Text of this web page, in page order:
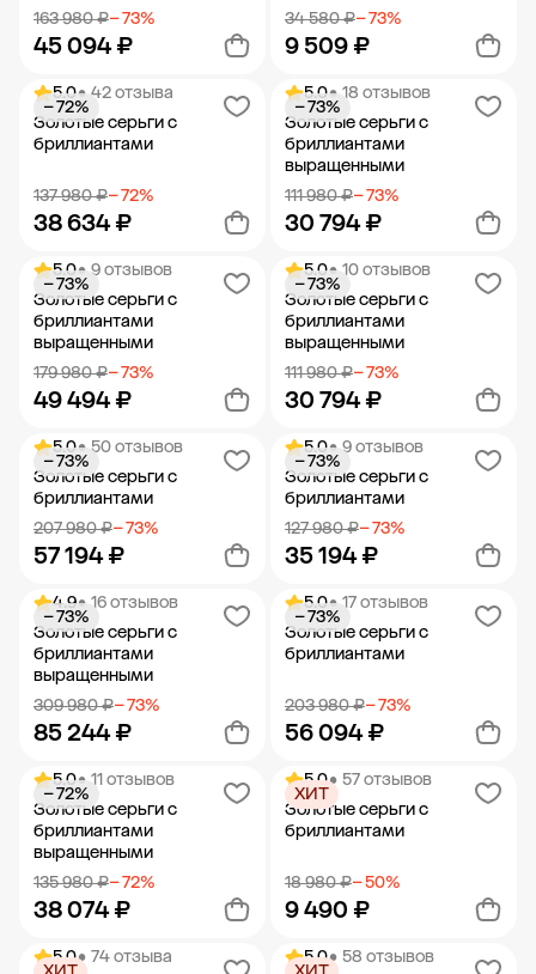
163 980 ₽− 73%
45 094 ₽
Добавить в корзину
34 580 ₽− 73%
9 509 ₽
Добавить в корзину
5.0• 42 отзыва
Золотые серьги с
бриллиантами
137 980 ₽− 72%
38 634 ₽
− 72%
Добавить в корзину
5.0• 18 отзывов
Золотые серьги с
бриллиантами
выращенными
111 980 ₽− 73%
30 794 ₽
− 73%
Добавить в корзину
5.0• 9 отзывов
Золотые серьги с
бриллиантами
выращенными
179 980 ₽− 73%
49 494 ₽
− 73%
Добавить в корзину
5.0• 10 отзывов
Золотые серьги с
бриллиантами
выращенными
111 980 ₽− 73%
30 794 ₽
− 73%
Добавить в корзину
5.0• 50 отзывов
Золотые серьги с
бриллиантами
207 980 ₽− 73%
57 194 ₽
− 73%
Добавить в корзину
5.0• 9 отзывов
Золотые серьги с
бриллиантами
127 980 ₽− 73%
35 194 ₽
− 73%
Добавить в корзину
4.9• 16 отзывов
Золотые серьги с
бриллиантами
выращенными
309 980 ₽− 73%
85 244 ₽
− 73%
Добавить в корзину
5.0• 17 отзывов
Золотые серьги с
бриллиантами
203 980 ₽− 73%
56 094 ₽
− 73%
Добавить в корзину
5.0• 11 отзывов
Золотые серьги с
бриллиантами
выращенными
135 980 ₽− 72%
38 074 ₽
− 72%
5.0• 57 отзывов
Золотые серьги с
бриллиантами
18 980 ₽− 50%
9 490 ₽
ХИТ
5.0• 74 отзыва 5.0• 58 отзывов